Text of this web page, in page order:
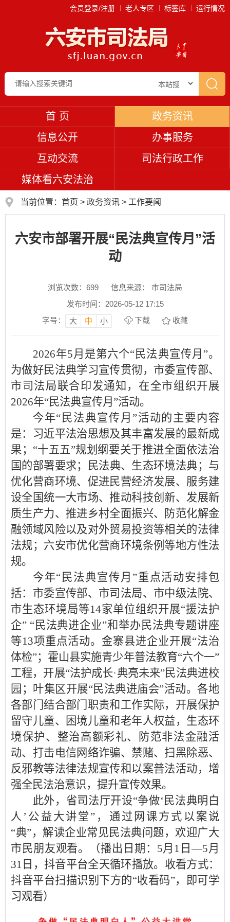
会员登录/注册 老人专区 标签库 运行情况
首 页
政务资讯
信息公开
办事服务
互动交流
司法行政工作
媒体看六安法治
当前位置： 首页 > 政务资讯 > 工作要闻
六安市部署开展“民法典宣传月”活
动
浏览次数： 699
信息来源： 市司法局
发布时间：2026-05-12 17:15
字号：
大 中 小 下载 收藏
2026年5月是第六个“民法典宣传月”。
为做好民法典学习宣传贯彻，市委宣传部、
市司法局联合印发通知，在全市组织开展
2026年“民法典宣传月”活动。
今年“民法典宣传月”活动的主要内容
是：习近平法治思想及其丰富发展的最新成
果；“十五五”规划纲要关于推进全面依法治
国的部署要求；民法典、生态环境法典；与
优化营商环境、促进民营经济发展、服务建
设全国统一大市场、推动科技创新、发展新
质生产力、推进乡村全面振兴、防范化解金
融领域风险以及对外贸易投资等相关的法律
法规；六安市优化营商环境条例等地方性法
规。
今年“民法典宣传月”重点活动安排包
括：市委宣传部、市司法局、市中级法院、
市生态环境局等14家单位组织开展“援法护
企” “民法典进企业”和举办民法典专题讲座
等13项重点活动。金寨县进企业开展“法治
体检”；霍山县实施青少年普法教育“六个一”
工程，开展“法护成长·典亮未来”民法典进校
园；叶集区开展“民法典进庙会”活动。各地
各部门结合部门职责和工作实际，开展保护
留守儿童、困境儿童和老年人权益，生态环
境保护、整治高额彩礼、防范非法金融活
动、打击电信网络诈骗、禁赌、扫黑除恶、
反邪教等法律法规宣传和以案普法活动，增
强全民法治意识，提升宣传效果。
此外，省司法厅开设“争做‘民法典明白
人’公益大讲堂”，通过网课方式以案说
“典”，解读企业常见民法典问题，欢迎广大
市民朋友观看。（播出日期：5月1日—5月
31日，抖音平台全天循环播放。收看方式：
抖音平台扫描识别下方的“收看码”，即可学
习观看）